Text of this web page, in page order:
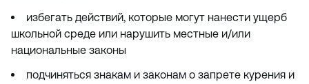
избегать действий, которые могут нанести ущерб
школьной среде или нарушить местные и/или
национальные законы
подчиняться знакам и законам о запрете курения и